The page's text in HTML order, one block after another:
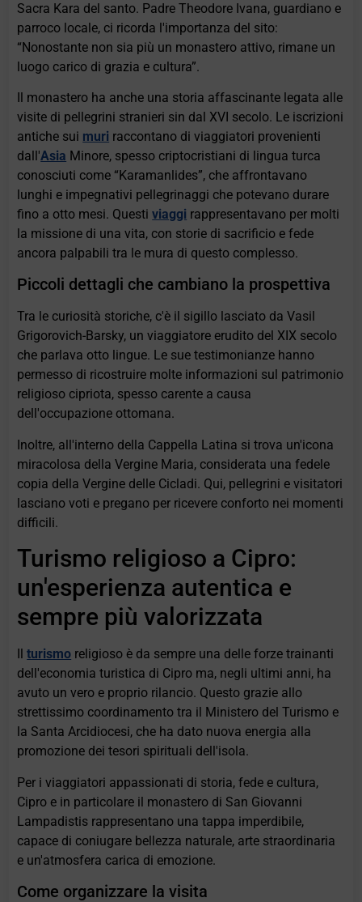
Sacra Kara del santo. Padre Theodore Ivana, guardiano e
parroco locale, ci ricorda l'importanza del sito:
“Nonostante non sia più un monastero attivo, rimane un
luogo carico di grazia e cultura”.
Il monastero ha anche una storia affascinante legata alle
visite di pellegrini stranieri sin dal XVI secolo. Le iscrizioni
antiche sui muri raccontano di viaggiatori provenienti
dall'Asia Minore, spesso criptocristiani di lingua turca
conosciuti come “Karamanlides”, che affrontavano
lunghi e impegnativi pellegrinaggi che potevano durare
fino a otto mesi. Questiviaggi rappresentavano per molti
la missione di una vita, con storie di sacrificio e fede
ancora palpabili tra le mura di questo complesso.
Piccoli dettagli che cambiano la prospettiva
Tra le curiosità storiche, c'è il sigillo lasciato da Vasil
Grigorovich-Barsky, un viaggiatore erudito del XIX secolo
che parlava otto lingue. Le sue testimonianze hanno
permesso di ricostruire molte informazioni sul patrimonio
religioso cipriota, spesso carente a causa
dell'occupazione ottomana.
Inoltre, all'interno della Cappella Latina si trova un'icona
miracolosa della Vergine Maria, considerata una fedele
copia della Vergine delle Cicladi. Qui, pellegrini e visitatori
lasciano voti e pregano per ricevere conforto nei momenti
difficili.
Turismo religioso a Cipro:
un'esperienza autentica e
sempre più valorizzata
Ilturismo religioso è da sempre una delle forze trainanti
dell'economia turistica di Cipro ma, negli ultimi anni, ha
avuto un vero e proprio rilancio. Questo grazie allo
strettissimo coordinamento tra il Ministero del Turismo e
la Santa Arcidiocesi, che ha dato nuova energia alla
promozione dei tesori spirituali dell'isola.
Per i viaggiatori appassionati di storia, fede e cultura,
Cipro e in particolare il monastero di San Giovanni
Lampadistis rappresentano una tappa imperdibile,
capace di coniugare bellezza naturale, arte straordinaria
e un'atmosfera carica di emozione.
Come organizzare la visita